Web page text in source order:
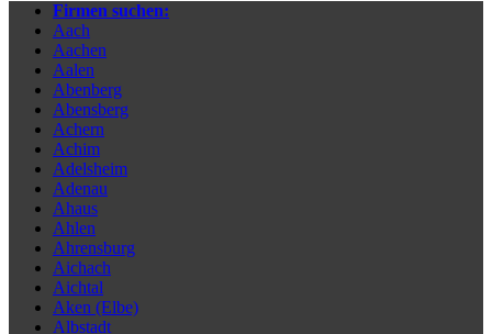
Firmen suchen:
Aach
Aachen
Aalen
Abenberg
Abensberg
Achern
Achim
Adelsheim
Adenau
Ahaus
Ahlen
Ahrensburg
Aichach
Aichtal
Aken (Elbe)
Albstadt